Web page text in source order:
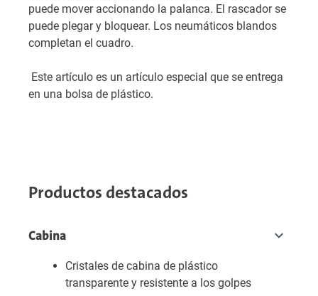
puede mover accionando la palanca. El rascador se
puede plegar y bloquear. Los neumáticos blandos
completan el cuadro.
Este artículo es un artículo especial que se entrega
en una bolsa de plástico.
Productos destacados
Cabina
Cristales de cabina de plástico
transparente y resistente a los golpes